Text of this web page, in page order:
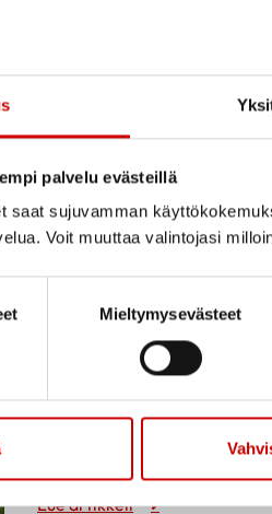
palvelu evästeillä
saat sujuvamman
Voit muuttaa valintojasi
Mieltymysevästeet
Kesäretki 13.7.2025
Kesäretki su 13.7.2025
Lappajärven kesäteatterissa
040 510 3427 tai Hannele 0400
Lue artikkeli